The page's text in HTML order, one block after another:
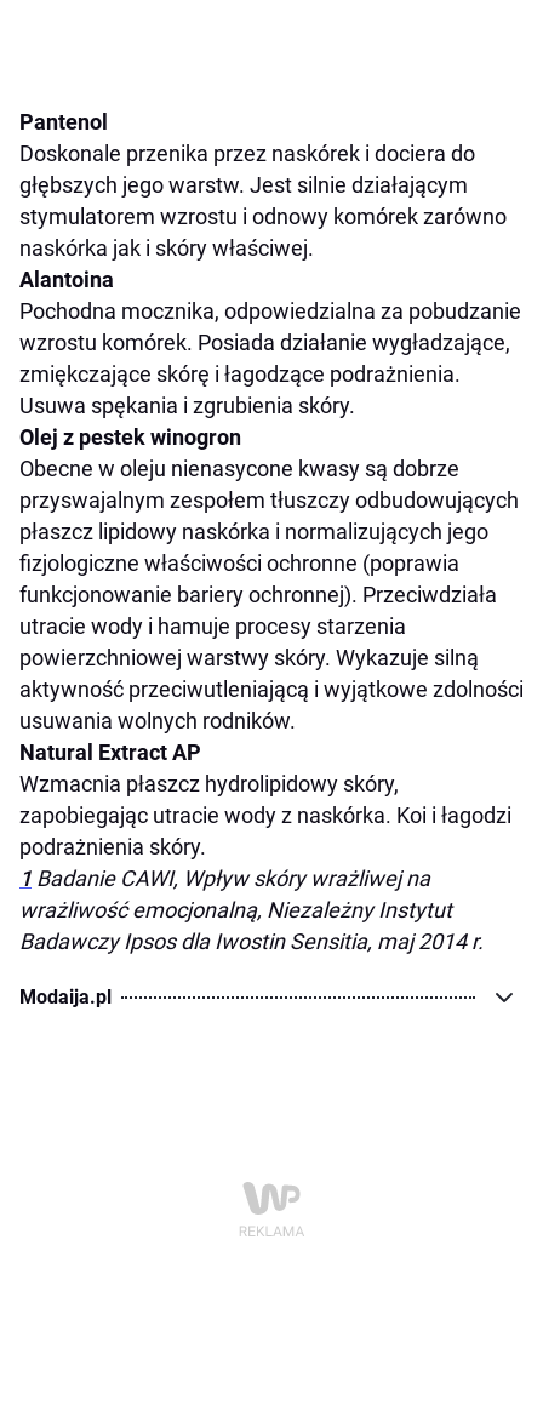
Pantenol
Doskonale przenika przez naskórek i dociera do
głębszych jego warstw. Jest silnie działającym
stymulatorem wzrostu i odnowy komórek zarówno
naskórka jak i skóry właściwej.
Alantoina
Pochodna mocznika, odpowiedzialna za pobudzanie
wzrostu komórek. Posiada działanie wygładzające,
zmiękczające skórę i łagodzące podrażnienia.
Usuwa spękania i zgrubienia skóry.
Olej z pestek winogron
Obecne w oleju nienasycone kwasy są dobrze
przyswajalnym zespołem tłuszczy odbudowujących
płaszcz lipidowy naskórka i normalizujących jego
fizjologiczne właściwości ochronne (poprawia
funkcjonowanie bariery ochronnej). Przeciwdziała
utracie wody i hamuje procesy starzenia
powierzchniowej warstwy skóry. Wykazuje silną
aktywność przeciwutleniającą i wyjątkowe zdolności
usuwania wolnych rodników.
Natural Extract AP
Wzmacnia płaszcz hydrolipidowy skóry,
zapobiegając utracie wody z naskórka. Koi i łagodzi
podrażnienia skóry.
1 Badanie CAWI, Wpływ skóry wrażliwej na
wrażliwość emocjonalną, Niezależny Instytut
Badawczy Ipsos dla Iwostin Sensitia, maj 2014 r.
Modaija.pl